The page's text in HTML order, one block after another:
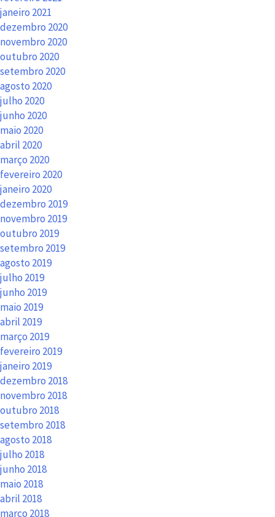
janeiro 2021
dezembro 2020
novembro 2020
outubro 2020
setembro 2020
agosto 2020
julho 2020
junho 2020
maio 2020
abril 2020
março 2020
fevereiro 2020
janeiro 2020
dezembro 2019
novembro 2019
outubro 2019
setembro 2019
agosto 2019
julho 2019
junho 2019
maio 2019
abril 2019
março 2019
fevereiro 2019
janeiro 2019
dezembro 2018
novembro 2018
outubro 2018
setembro 2018
agosto 2018
julho 2018
junho 2018
maio 2018
abril 2018
março 2018